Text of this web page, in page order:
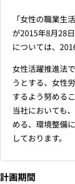
「女性の職業生
が2015年8月28
については、
女性活躍推進法
うとする、女性
するよう努める
当社においても
める、環境整備
しております。
計画期間